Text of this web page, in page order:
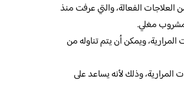
العلاجات الفعالة، والتي عرفت منذ
مشروب مغلي.
ويمكن أن يتم تناوله من
المرارية، وذلك لأنه يساعد على